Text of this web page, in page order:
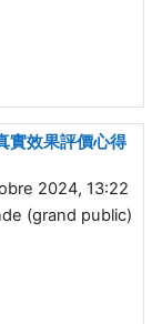
實效果評價心得
2024, 13:22
(grand public)